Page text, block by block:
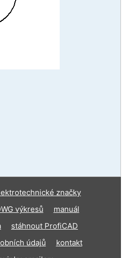
značky
výkresů
manuál
stáhnout ProfiCAD
údajů
kontakt